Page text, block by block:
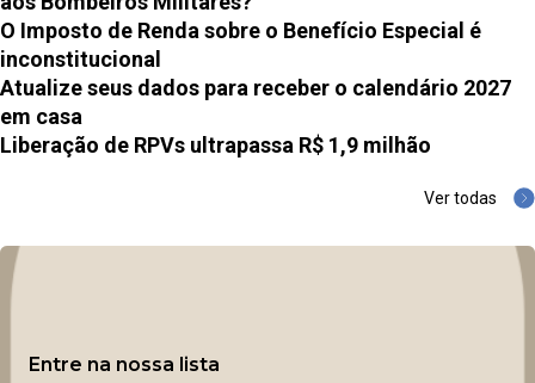
O Imposto de Renda sobre o Benefício Especial é
inconstitucional
Atualize seus dados para receber o calendário 2027
em casa
Liberação de RPVs ultrapassa R$ 1,9 milhão
Ver todas
Entre na nossa lista